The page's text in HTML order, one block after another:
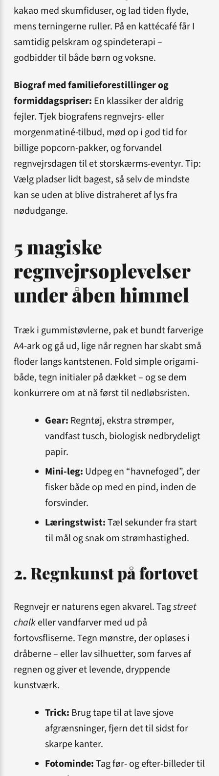
kakao med skumfiduser, og lad tiden flyde,
mens terningerne ruller. På en kattécafé får I
samtidig pelskram og spindeterapi –
godbidder til både børn og voksne.
Biograf med familieforestillinger og
formiddagspriser: En klassiker der aldrig
fejler. Tjek biografens regnvejrs- eller
morgenmatiné-tilbud, mød op i god tid for
billige popcorn-pakker, og forvandel
regnvejrsdagen til et storskærms-eventyr. Tip:
Vælg pladser lidt bagest, så selv de mindste
kan se uden at blive distraheret af lys fra
nødudgange.
5 magiske
regnvejrsoplevelser
under åben himmel
Træk i gummistøvlerne, pak et bundt farverige
A4-ark og gå ud, lige når regnen har skabt små
floder langs kantstenen. Fold simple origami-
både, tegn initialer på dækket – og se dem
konkurrere om at nå først til nedløbsristen.
Gear: Regntøj, ekstra strømper,
vandfast tusch, biologisk nedbrydeligt
papir.
Mini-leg: Udpeg en “havnefoged”, der
fisker både op med en pind, inden de
forsvinder.
Lærings­twist:Tæl sekunder fra start
til mål og snak om strøm­hastighed.
2. Regnkunst på fortovet
Regnvejr er naturens egen akvarel. Tagstreet
chalkeller vandfarver med ud på
fortovsfliserne. Tegn mønstre, der opløses i
dråberne – eller lav silhuetter, som farves af
regnen og giver et levende, dryppende
kunstværk.
Trick: Brug tape til at lave sjove
afgrænsninger, fjern det til sidst for
skarpe kanter.
Fotominde:Tag før- og efter-billeder til